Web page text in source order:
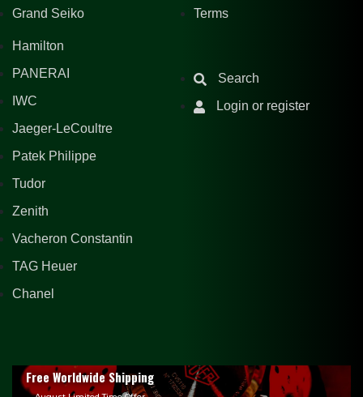
Grand Seiko
Hamilton
PANERAI
IWC
Jaeger-LeCoultre
Patek Philippe
Tudor
Zenith
Vacheron Constantin
TAG Heuer
Chanel
Terms
Search
Login or register
Free Worldwide Shipping